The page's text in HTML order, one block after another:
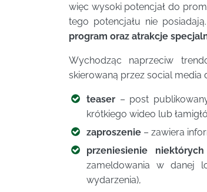
więc wysoki potencjał do
tego potencjału nie posiadają.
program oraz atrakcje
Wychodząc naprzeciw
skierowaną przez social media
teaser – post
krótkiego wideo lub
zaproszenie – zawiera
przeniesienie
zameldowania w danej
wydarzenia),